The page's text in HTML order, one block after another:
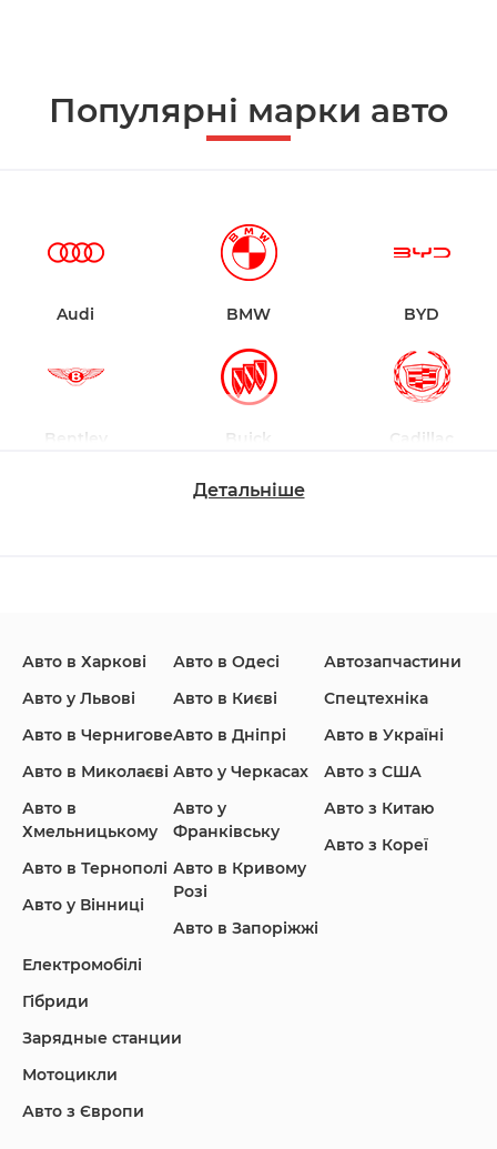
Популярні марки авто
Audi BMW BYD
Bentley Buick Cadillac
Honda Hyundai
Infiniti Jaguar Jeep
Land Rover
Детальніше
Авто в Харкові
Авто у Львові
Авто в Чернигове
Авто в Миколаєві
Авто в
Хмельницькому
Авто в Тернополі
Авто у Вінниці
Авто в Одесі
Авто в Києві
Авто в Дніпрі
Авто у Черкасах
Авто у
Франківську
Авто в Кривому
Розі
Авто в Запоріжжі
Автозапчастини
Спецтехніка
Авто в Україні
Авто з США
Авто з Китаю
Авто з Кореї
Електромобілі
Гібриди
Зарядные станции
Мотоцикли
Авто з Європи